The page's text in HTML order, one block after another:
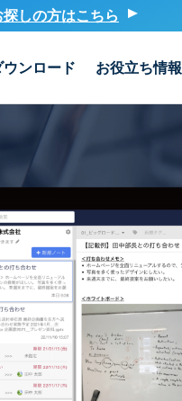
探しの方はこちら
ンロード お役立ち情報